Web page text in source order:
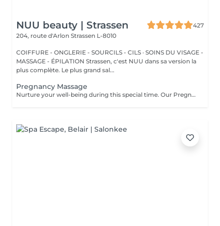
NUU beauty | Strassen
427
204, route d'Arlon Strassen L-8010
COIFFURE - ONGLERIE - SOURCILS - CILS · SOINS DU VISAGE -
MASSAGE - ÉPILATION Strassen, c'est NUU dans sa version la
plus complète. Le plus grand sal...
Pregnancy Massage
Nurture your well-being during this special time. Our Pregnancy Massage is a gentle, relaxing treatment designed to reduce muscle tension, improve circulation, and ease discomfort commonly experienced during pregnancy. Soft, flowing techniques and comfortable side-lying positioning provide deep relaxation without placing pressure on the abdomen. Hypoallergenic, unscented oils are used to care for sensitive skin and maintain comfort throughout the session. This massage helps relieve tension in the lower back and shoulders, reduces swelling and heaviness in the legs, improves overall circulation, and promotes a sense of ease and balance in the body. This treatment is performed only with the approval of your doctor.